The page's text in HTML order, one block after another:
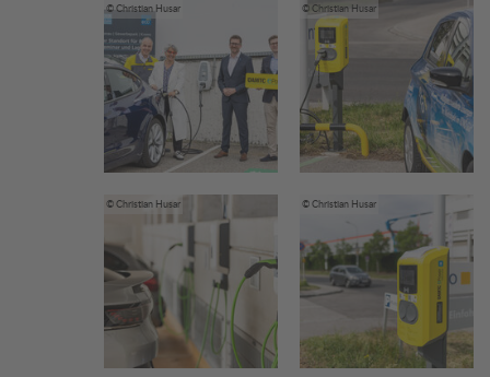
© Christian Husar © Christian Husar
© Christian Husar © Christian Husar